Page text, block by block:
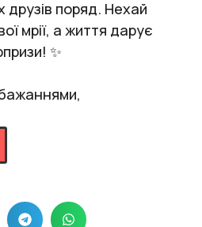
друзів поряд. Нехай
мрії, а життя дарує
✨